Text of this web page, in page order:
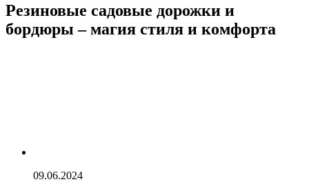
Резиновые садовые дорожки и
бордюры – магия стиля и комфорта
09.06.2024